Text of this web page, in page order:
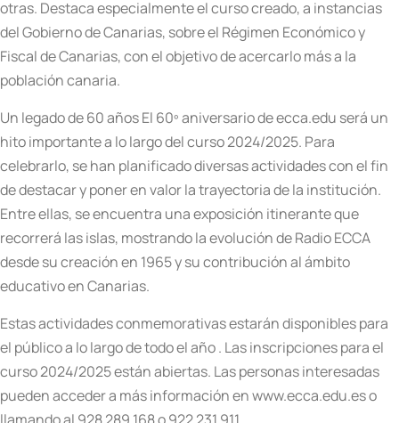
otras. Destaca especialmente el curso creado, a instancias
del Gobierno de Canarias, sobre el Régimen Económico y
Fiscal de Canarias, con el objetivo de acercarlo más a la
población canaria.
Un legado de 60 años El 60º aniversario de ecca.edu será un
hito importante a lo largo del curso 2024/2025. Para
celebrarlo, se han planificado diversas actividades con el fin
de destacar y poner en valor la trayectoria de la institución.
Entre ellas, se encuentra una exposición itinerante que
recorrerá las islas, mostrando la evolución de Radio ECCA
desde su creación en 1965 y su contribución al ámbito
educativo en Canarias.
Estas actividades conmemorativas estarán disponibles para
el público a lo largo de todo el año . Las inscripciones para el
curso 2024/2025 están abiertas. Las personas interesadas
pueden acceder a más información en www.ecca.edu.es o